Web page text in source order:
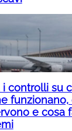
i controlli su
funzionano,
e cosa